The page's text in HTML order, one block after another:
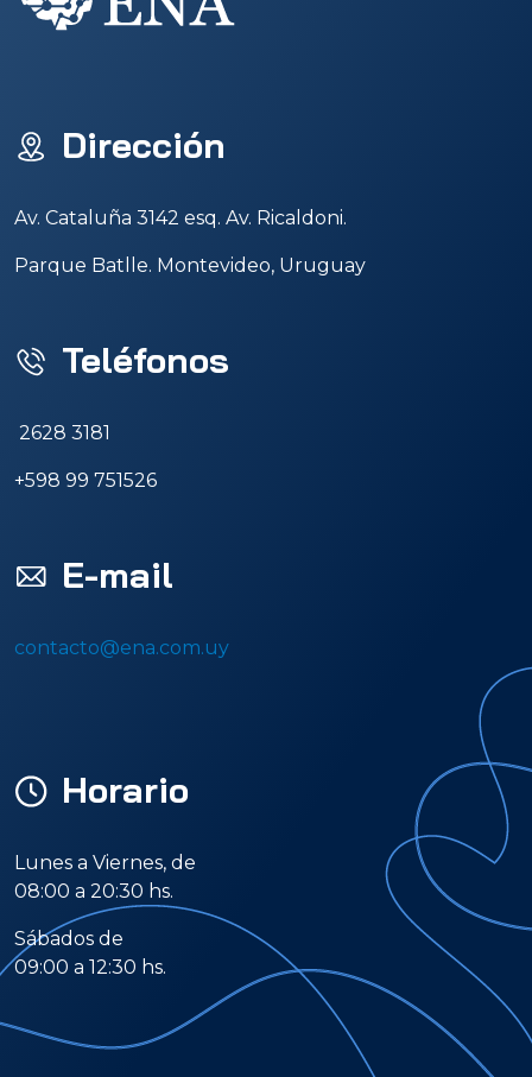
Dirección
Av. Cataluña 3142 esq. Av. Ricaldoni.
Parque Batlle. Montevideo, Uruguay
Teléfonos
2628 3181
+598 99 751526
E-mail
contacto@ena.com.uy
Horario
Lunes a Viernes, de
08:00 a 20:30 hs.
Sábados de
09:00 a 12:30 hs.